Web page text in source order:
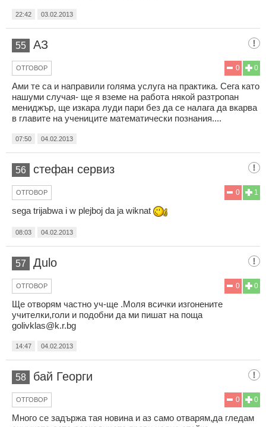
22:42 03.02.2013
55 АЗ
0
0
ОТГОВОР
Aми те са и направили голяма услуга на практика. Сега като
нашуми случая- ще я вземе на работа някой разтропан
мениджър, ще изкара луди пари без да се налага да вкарва
в главите на учениците математически познания....
07:50 04.02.2013
56 стефан сервиз
1
0
ОТГОВОР
sega trijabwa i w plejboj da ja wiknat
08:03 04.02.2013
57 Дulo
0
0
ОТГОВОР
Ще отворям частно уч-ще .Моля всички изгонените
учителки,голи и подобни да ми пишат на поща
golivklas@k.r.bg
14:47 04.02.2013
58 бай Георги
0
0
ОТГОВОР
Много се задържа тая новина и аз само отварям,да гледам